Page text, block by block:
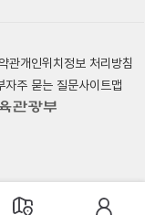
관개인위치정보 처리방침
자주 묻는 질문사이트맵